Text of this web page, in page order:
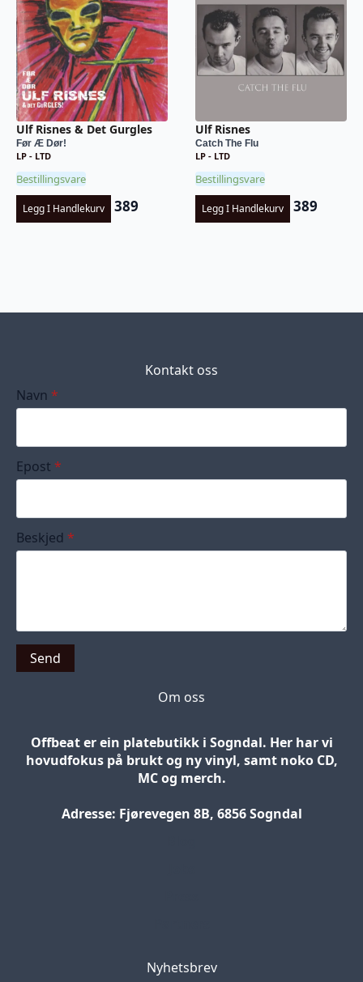
Ulf Risnes & Det Gurgles
Før Æ Dør!
LP - LTD
Bestillingsvare
Legg I Handlekurv 389
Ulf Risnes
Catch The Flu
LP - LTD
Bestillingsvare
Legg I Handlekurv 389
Kontakt oss
Navn *
Epost *
Beskjed *
Send
Om oss
Offbeat er ein platebutikk i Sogndal. Her har vi
hovudfokus på brukt og ny vinyl, samt noko CD,
MC og merch.
Adresse: Fjørevegen 8B, 6856 Sogndal
Nyhetsbrev